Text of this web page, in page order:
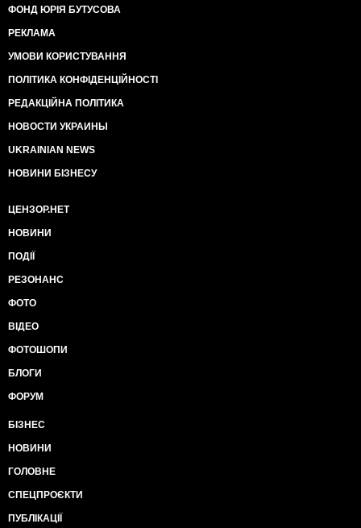
ФОНД ЮРІЯ БУТУСОВА
РЕКЛАМА
УМОВИ КОРИСТУВАННЯ
ПОЛІТИКА КОНФІДЕНЦІЙНОСТІ
РЕДАКЦІЙНА ПОЛІТИКА
НОВОСТИ УКРАИНЫ
UKRAINIAN NEWS
НОВИНИ БІЗНЕСУ
ЦЕНЗОР.НЕТ
НОВИНИ
ПОДІЇ
РЕЗОНАНС
ФОТО
ВІДЕО
ФОТОШОПИ
БЛОГИ
ФОРУМ
БІЗНЕС
НОВИНИ
ГОЛОВНЕ
СПЕЦПРОЄКТИ
ПУБЛІКАЦІЇ